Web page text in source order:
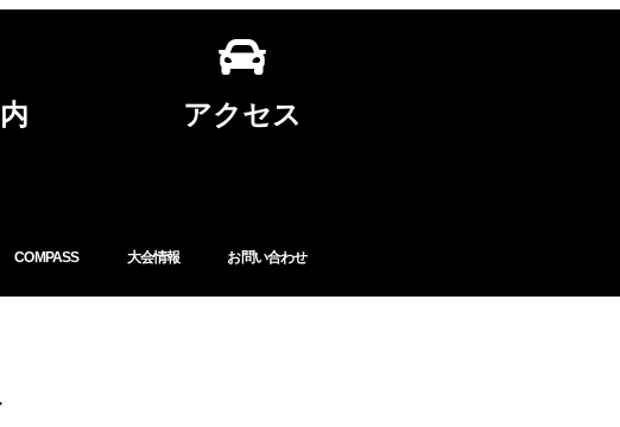
アクセス
COMPASS 大会情報 お問い合わせ